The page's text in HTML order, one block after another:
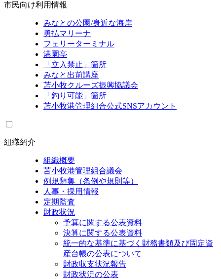
市民向け利用情報
みなとの公園/身近な海岸
勇払マリーナ
フェリーターミナル
港園亭
「立入禁止」箇所
みなと出前講座
苫小牧クルーズ振興協議会
「釣り可能」箇所
苫小牧港管理組合公式SNSアカウント
組織紹介
組織概要
苫小牧港管理組合議会
例規類集（条例や規則等）
人事・採用情報
定期監査
財政状況
予算に関する公表資料
決算に関する公表資料
統一的な基準に基づく財務書類及び固定資
産台帳の公表について
財政収支状況報告
財政状況の公表